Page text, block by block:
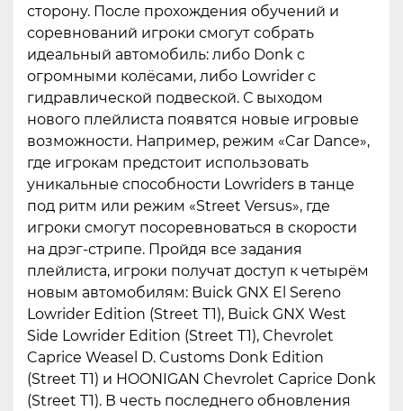
сторону. После прохождения обучений и
соревнований игроки смогут собрать
идеальный автомобиль: либо Donk с
огромными колёсами, либо Lowrider с
гидравлической подвеской. С выходом
нового плейлиста появятся новые игровые
возможности. Например, режим «Car Dance»,
где игрокам предстоит использовать
уникальные способности Lowriders в танце
под ритм или режим «Street Versus», где
игроки смогут посоревноваться в скорости
на дрэг-стрипе. Пройдя все задания
плейлиста, игроки получат доступ к четырём
новым автомобилям: Buick GNX El Sereno
Lowrider Edition (Street T1), Buick GNX West
Side Lowrider Edition (Street T1), Chevrolet
Caprice Weasel D. Customs Donk Edition
(Street T1) и HOONIGAN Chevrolet Caprice Donk
(Street T1). В честь последнего обновления